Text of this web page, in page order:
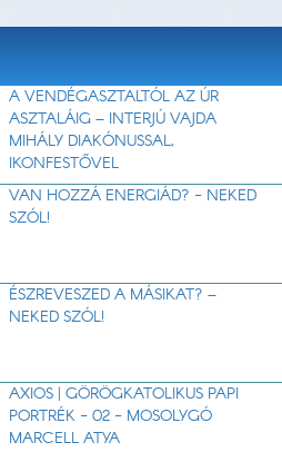
A VENDÉGASZTALTÓL AZ ÚR
ASZTALÁIG – INTERJÚ VAJDA
MIHÁLY DIAKÓNUSSAL,
IKONFESTŐVEL
VAN HOZZÁ ENERGIÁD? - NEKED
SZÓL!
ÉSZREVESZED A MÁSIKAT? –
NEKED SZÓL!
AXIOS | GÖRÖGKATOLIKUS PAPI
PORTRÉK - 02 - MOSOLYGÓ
MARCELL ATYA